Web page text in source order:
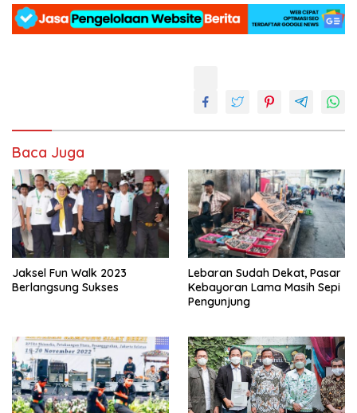
Baca Juga
Jaksel Fun Walk 2023
Berlangsung Sukses
Lebaran Sudah Dekat, Pasar
Kebayoran Lama Masih Sepi
Pengunjung